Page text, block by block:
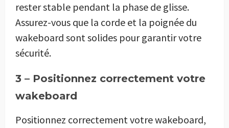
rester stable pendant la phase de glisse.
Assurez-vous que la corde et la poignée du
wakeboard sont solides pour garantir votre
sécurité.
3 – Positionnez correctement votre
wakeboard
Positionnez correctement votre wakeboard,